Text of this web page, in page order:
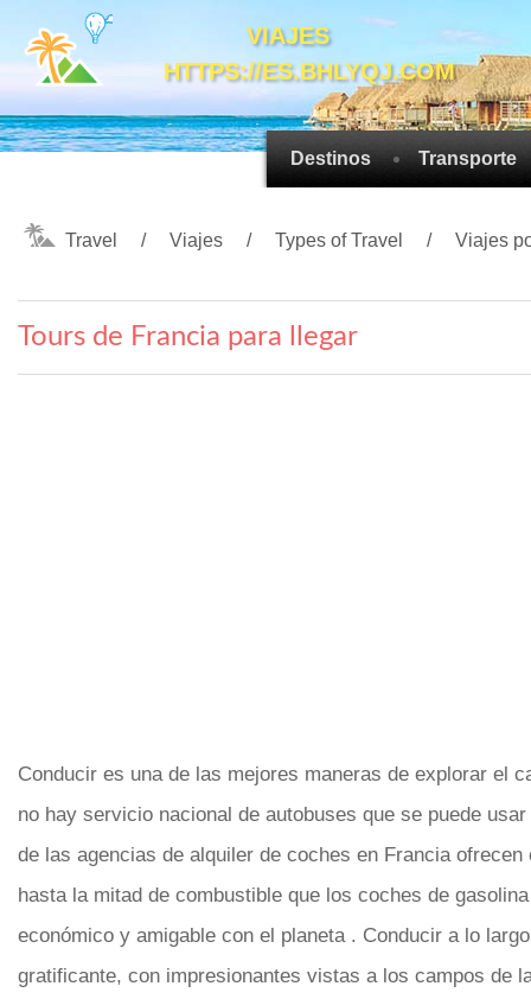
VIAJES
HTTPS://ES.BHLYQJ.COM
Destinos Transporte
Travel Viajes Types of Travel Viajes
Tours de Francia para llegar
Conducir es una de las mejores maneras de explorar el
no hay servicio nacional de autobuses que se puede
de las agencias de alquiler de coches en Francia
hasta la mitad de combustible que los coches de
económico y amigable con el planeta . Conducir a lo
gratificante, con impresionantes vistas a los campos de